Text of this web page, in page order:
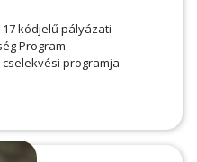
kódjelű pályázati
Program
programja